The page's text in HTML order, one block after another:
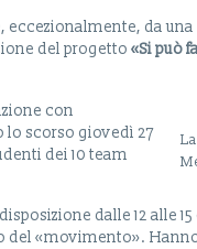
da
del progetto«Si può
con
lo scorso giovedì 27
dei 10 team
dalle 12 alle
«movimento».